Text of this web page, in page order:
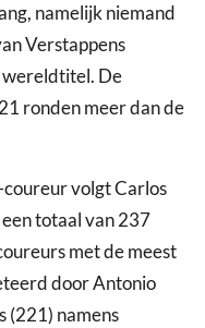
namelijk niemand
Verstappens
wereldtitel. De
ronden meer dan de
coureur volgt Carlos
totaal van 237
met de meest
door Antonio
(221) namens